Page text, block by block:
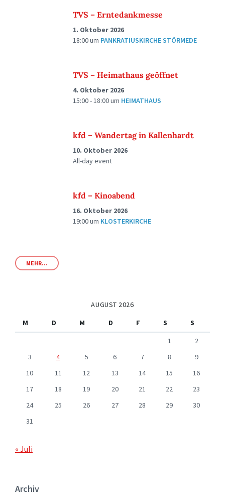
TVS – Erntedankmesse
1. Oktober 2026
18:00um PANKRATIUSKIRCHE STÖRMEDE
TVS – Heimathaus geöffnet
4. Oktober 2026
15:00 - 18:00um HEIMATHAUS
kfd – Wandertag in Kallenhardt
10. Oktober 2026
All-day event
kfd – Kinoabend
16. Oktober 2026
19:00um KLOSTERKIRCHE
MEHR...
AUGUST 2026
M
D M D F S
S
1
2
3
4 5 6 7 8
9
10
11 12 13 14 15
16
17
18 19 20 21 22
23
24
25 26 27 28 29
30
31
« Juli
Archiv